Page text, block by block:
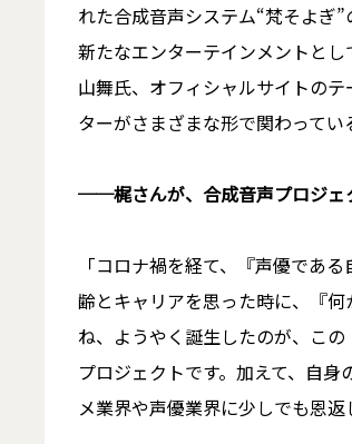
れた合成音声システム“梵そよぎ
新たなエンターテインメントと
山舞氏、オフィシャルサイトの
ターがさまざまな形で関わってい
──梶さんが、合成音声プロジェ
「コロナ禍を経て、『声優であ
齢とキャリアを思った時に、『
ね、ようやく誕生したのが、こ
プロジェクトです。加えて、自
メ業界や声優業界に少しでも恩